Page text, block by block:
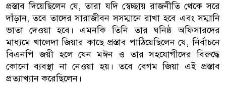
প্রস্তাব দিয়েছিলেন যে, তারা যদি স্বেচ্ছায় রাজনীতি থেকে সরে
দাঁড়ান, তবে তাদের সারাজীবন সসম্মানে রাখা হবে এবং সম্মানি
ভাতা দেওয়া হবে। এমনকি তিনি তার ঘনিষ্ঠ অফিসারদের
মাধ্যমে খালেদা জিয়ার কাছে প্রস্তাব পাঠিয়েছিলেন যে, নির্বাচনে
বিএনপি জয়ী হলে যেন মঈন ও তার সহযোগীদের বিরুদ্ধে
কোনো ব্যবস্থা না নেওয়া হয়। তবে বেগম জিয়া এই প্রস্তাব
প্রত্যাখ্যান করেছিলেন।